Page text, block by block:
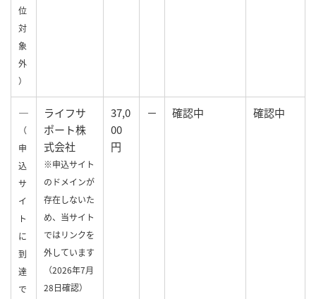
位
対
象
外
）
—
（
申
込
サ
イ
ト
に
到
達
で
ライフサ
ポート株
式会社
※申込サイト
のドメインが
存在しないた
め、当サイト
ではリンクを
外しています
（2026年7月
28日確認）
37,0
00
円
－ 確認中 確認中